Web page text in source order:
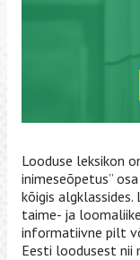
Looduse leksikon
inimeseõpetus”
kõigis
taime- ja
informatiivne pilt
Eesti loodusest nii